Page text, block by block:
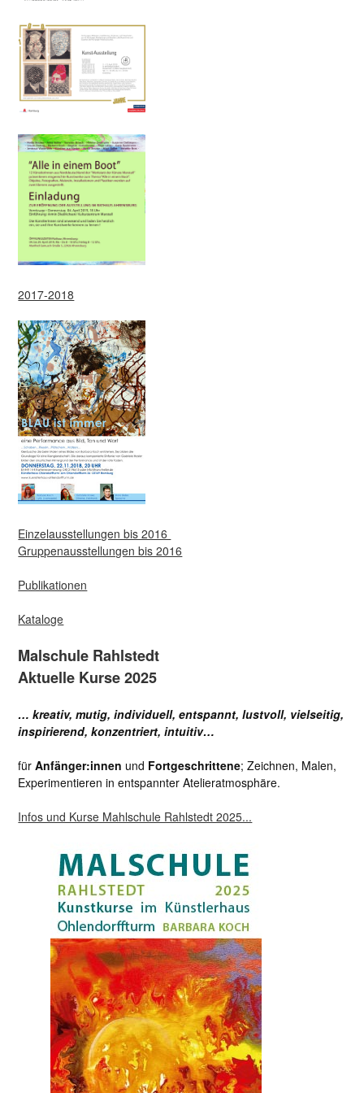
2017-2018
Einzelausstellungen bis 2016
Gruppenausstellungen bis 2016
Publikationen
Kataloge
Malschule Rahlstedt
Aktuelle Kurse 2025
… kreativ, mutig, individuell, entspannt, lustvoll, vielseitig,
inspirierend, konzentriert, intuitiv…
fürAnfänger:innen und Fortgeschrittene; Zeichnen, Malen,
Experimentieren in entspannter Atelieratmosphäre.
Infos und Kurse Mahlschule Rahlstedt 2025...